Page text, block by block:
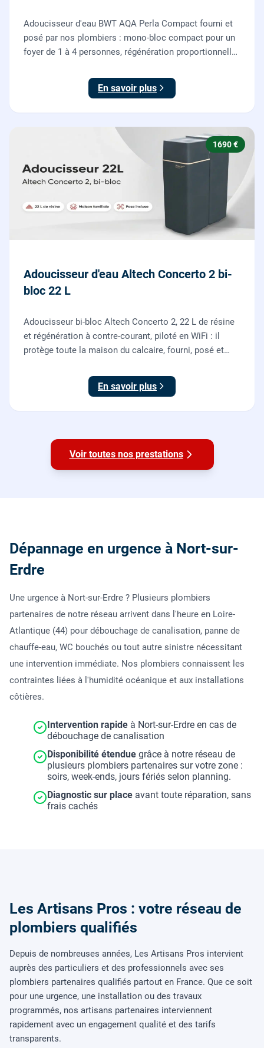
Adoucisseur d'eau BWT AQA Perla Compact fourni et
posé par nos plombiers : mono-bloc compact pour un
foyer de 1 à 4 personnes, régénération proportionnelle
toute la maison du calcaire.
En savoir plus
1690 €
Adoucisseur d'eau Altech Concerto 2 bi-
bloc 22 L
Adoucisseur bi-bloc Altech Concerto 2, 22 L de résine
et régénération à contre-courant, piloté en WiFi : il
protège toute la maison du calcaire, fourni, posé et
En savoir plus
Voir toutes nos prestations
Dépannage en urgence à Nort-sur-
Erdre
Une urgence à Nort-sur-Erdre ? Plusieurs plombiers
partenaires de notre réseau arrivent dans l'heure en Loire-
Atlantique (44) pour débouchage de canalisation, panne de
chauffe-eau, WC bouchés ou tout autre sinistre nécessitant
une intervention immédiate. Nos plombiers connaissent les
contraintes liées à l'humidité océanique et aux installations
côtières.
Intervention rapide à Nort-sur-Erdre en cas de
débouchage de canalisation
Disponibilité étendue grâce à notre réseau de
plusieurs plombiers partenaires sur votre zone :
soirs, week-ends, jours fériés selon planning.
Diagnostic sur place avant toute réparation, sans
frais cachés
Les Artisans Pros : votre réseau de
plombiers qualifiés
Depuis de nombreuses années, Les Artisans Pros intervient
auprès des particuliers et des professionnels avec ses
plombiers partenaires qualifiés partout en France. Que ce soit
pour une urgence, une installation ou des travaux
programmés, nos artisans partenaires interviennent
rapidement avec un engagement qualité et des tarifs
transparents.